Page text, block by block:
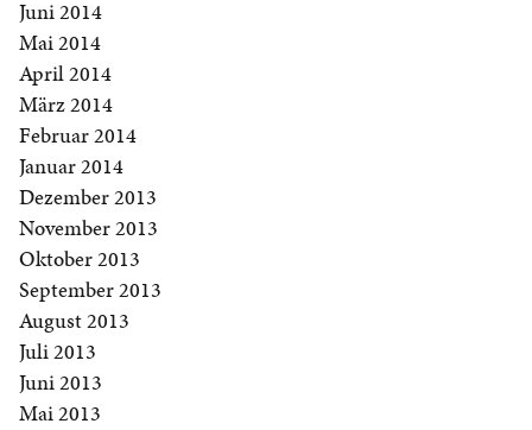
Juni 2014
Mai 2014
April 2014
März 2014
Februar 2014
Januar 2014
Dezember 2013
November 2013
Oktober 2013
September 2013
August 2013
Juli 2013
Juni 2013
Mai 2013